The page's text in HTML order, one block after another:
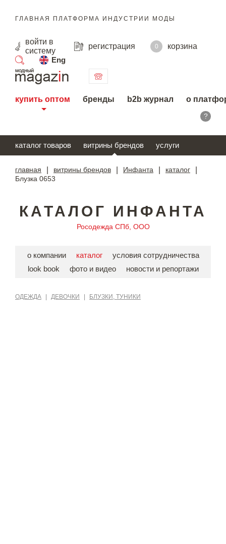
ГЛАВНАЯ ПЛАТФОРМА ИНДУСТРИИ МОДЫ
войти в
систему
регистрация 0
корзина
Eng
поиск
купить оптом бренды b2b журнал о
?
каталог товаров витрины брендов услуги
главная витрины брендов Инфанта каталог
Блузка 0653
КАТАЛОГ ИНФАНТА
Росодежда СПб, ООО
о компании каталог
условия сотрудничества
look book
фото и видео новости и репортажи
ОДЕЖДА ДЕВОЧКИ БЛУЗКИ, ТУНИКИ